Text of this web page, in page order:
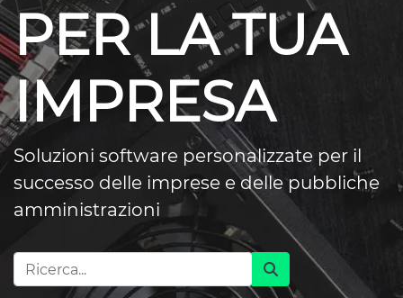
PER LA TUA
IMPRESA
Soluzioni software personalizzate per il
successo delle imprese e delle pubbliche
amministrazioni